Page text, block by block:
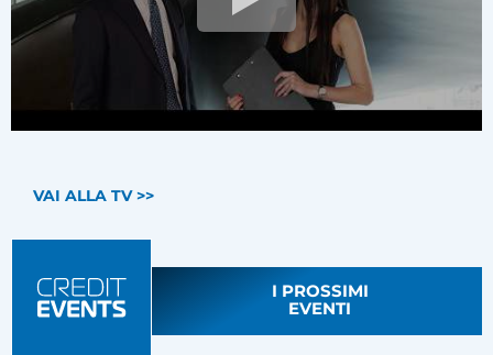
VAI ALLA TV >>
I PROSSIMI
EVENTI